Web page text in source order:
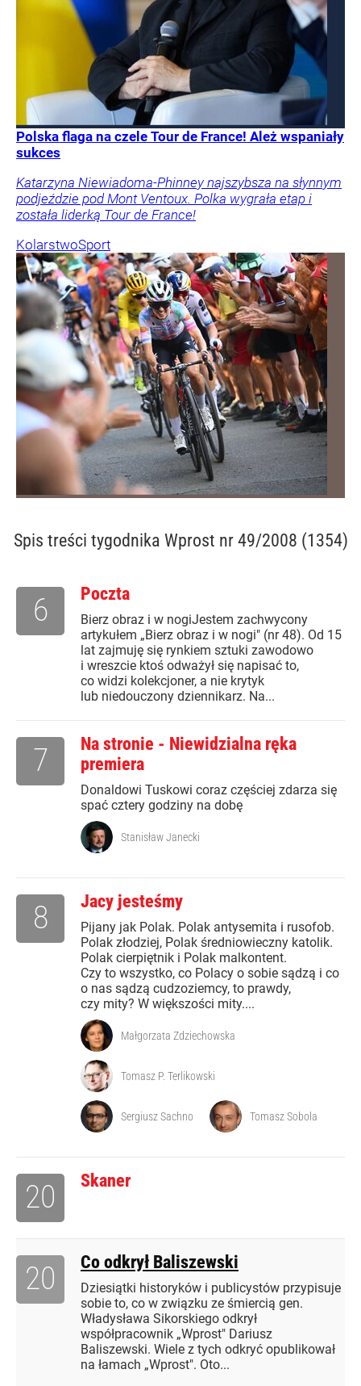
Polska flaga na czele Tour de France! Ależ wspaniały
sukces
Katarzyna Niewiadoma-Phinney najszybsza na słynnym
podjeździe pod Mont Ventoux. Polka wygrała etap i
została liderką Tour de France!
KolarstwoSport
Spis treści tygodnika Wprost nr 49/2008 (1354)
Poczta
Bierz obraz i w nogiJestem zachwycony
artykułem „Bierz obraz i w nogi" (nr 48). Od 15
lat zajmuję się rynkiem sztuki zawodowo
i wreszcie ktoś odważył się napisać to,
co widzi kolekcjoner, a nie krytyk
lub niedouczony dziennikarz. Na...
6
Na stronie - Niewidzialna ręka
premiera
Donaldowi Tuskowi coraz częściej zdarza się
spać cztery godziny na dobę
7
Stanisław Janecki
Jacy jesteśmy
Pijany jak Polak. Polak antysemita i rusofob.
Polak złodziej, Polak średniowieczny katolik.
Polak cierpiętnik i Polak malkontent.
Czy to wszystko, co Polacy o sobie sądzą i co
o nas sądzą cudzoziemcy, to prawdy,
czy mity? W większości mity....
8
Małgorzata Zdziechowska
Tomasz P. Terlikowski
Sergiusz Sachno Tomasz Sobola
Skaner
20
Co odkrył Baliszewski
Dziesiątki historyków i publicystów przypisuje
sobie to, co w związku ze śmiercią gen.
Władysława Sikorskiego odkrył
współpracownik „Wprost" Dariusz
Baliszewski. Wiele z tych odkryć opublikował
na łamach „Wprost". Oto...
20